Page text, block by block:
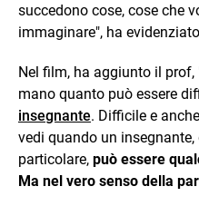
succedono cose, cose che
immaginare", ha
Nel film, ha aggiunto il
mano quanto può essere
insegnante. Difficile e
vedi quando un insegnante,
particolare, può essere
Ma nel vero senso della